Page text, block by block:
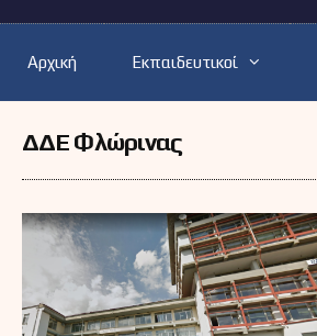
Αρχική Εκπαιδευτικοί
ΔΔΕ Φλώρινας